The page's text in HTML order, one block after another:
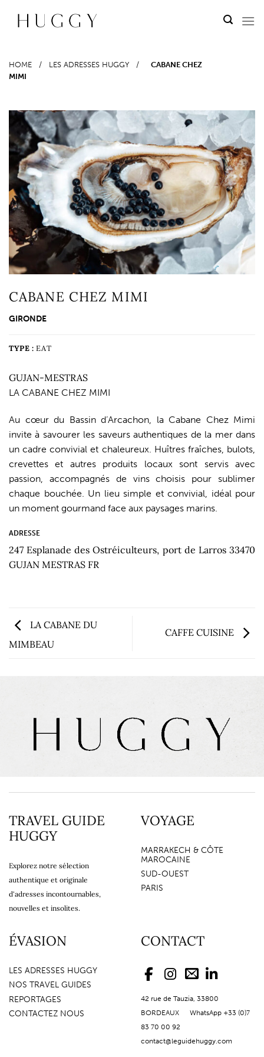
HOME / LES ADRESSES HUGGY /
CABANE CHEZ
MIMI
CABANE CHEZ MIMI
GIRONDE
TYPE : EAT
GUJAN-MESTRAS
LA CABANE CHEZ MIMI
Au cœur du Bassin d’Arcachon, la Cabane Chez Mimi
invite à savourer les saveurs authentiques de la mer dans
un cadre convivial et chaleureux. Huîtres fraîches, bulots,
crevettes et autres produits locaux sont servis avec
passion, accompagnés de vins choisis pour sublimer
chaque bouchée. Un lieu simple et convivial, idéal pour
un moment gourmand face aux paysages marins.
ADRESSE
247 Esplanade des Ostréiculteurs, port de Larros 33470
GUJAN MESTRAS FR
LA CABANE DU
MIMBEAU
CAFFE CUISINE
TRAVEL GUIDE
HUGGY
Explorez notre sélection
authentique et originale
d'adresses incontournables,
nouvelles et insolites.
VOYAGE
MARRAKECH & CÔTE
MAROCAINE
SUD-OUEST
PARIS
ÉVASION
LES ADRESSES HUGGY
NOS TRAVEL GUIDES
REPORTAGES
CONTACTEZ NOUS
CONTACT
42 rue de Tauzia, 33800
BORDEAUX WhatsApp +33 (0)7
83 70 00 92
contact@leguidehuggy.com